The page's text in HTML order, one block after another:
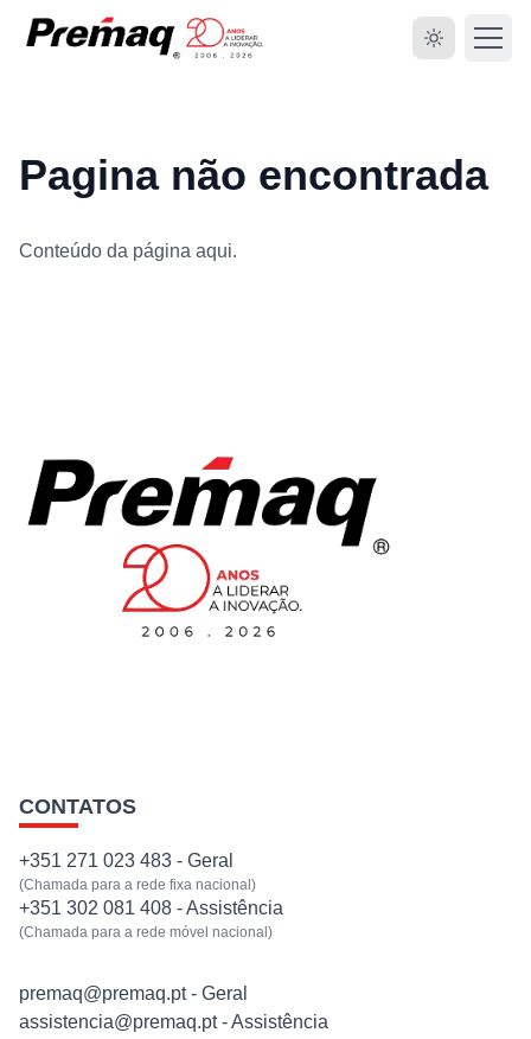
SOBRE
EQUIPAMENTOS
SERVIÇOS
CONTACTOS
Pagina não encontrada
Conteúdo da página aqui.
CONTATOS
+351 271 023 483 - Geral
(Chamada para a rede fixa nacional)
+351 302 081 408 - Assistência
(Chamada para a rede móvel nacional)
premaq@premaq.pt - Geral
assistencia@premaq.pt - Assistência